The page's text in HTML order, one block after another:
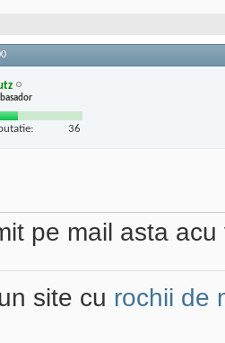
36
pe mail asta
site cu rochii de